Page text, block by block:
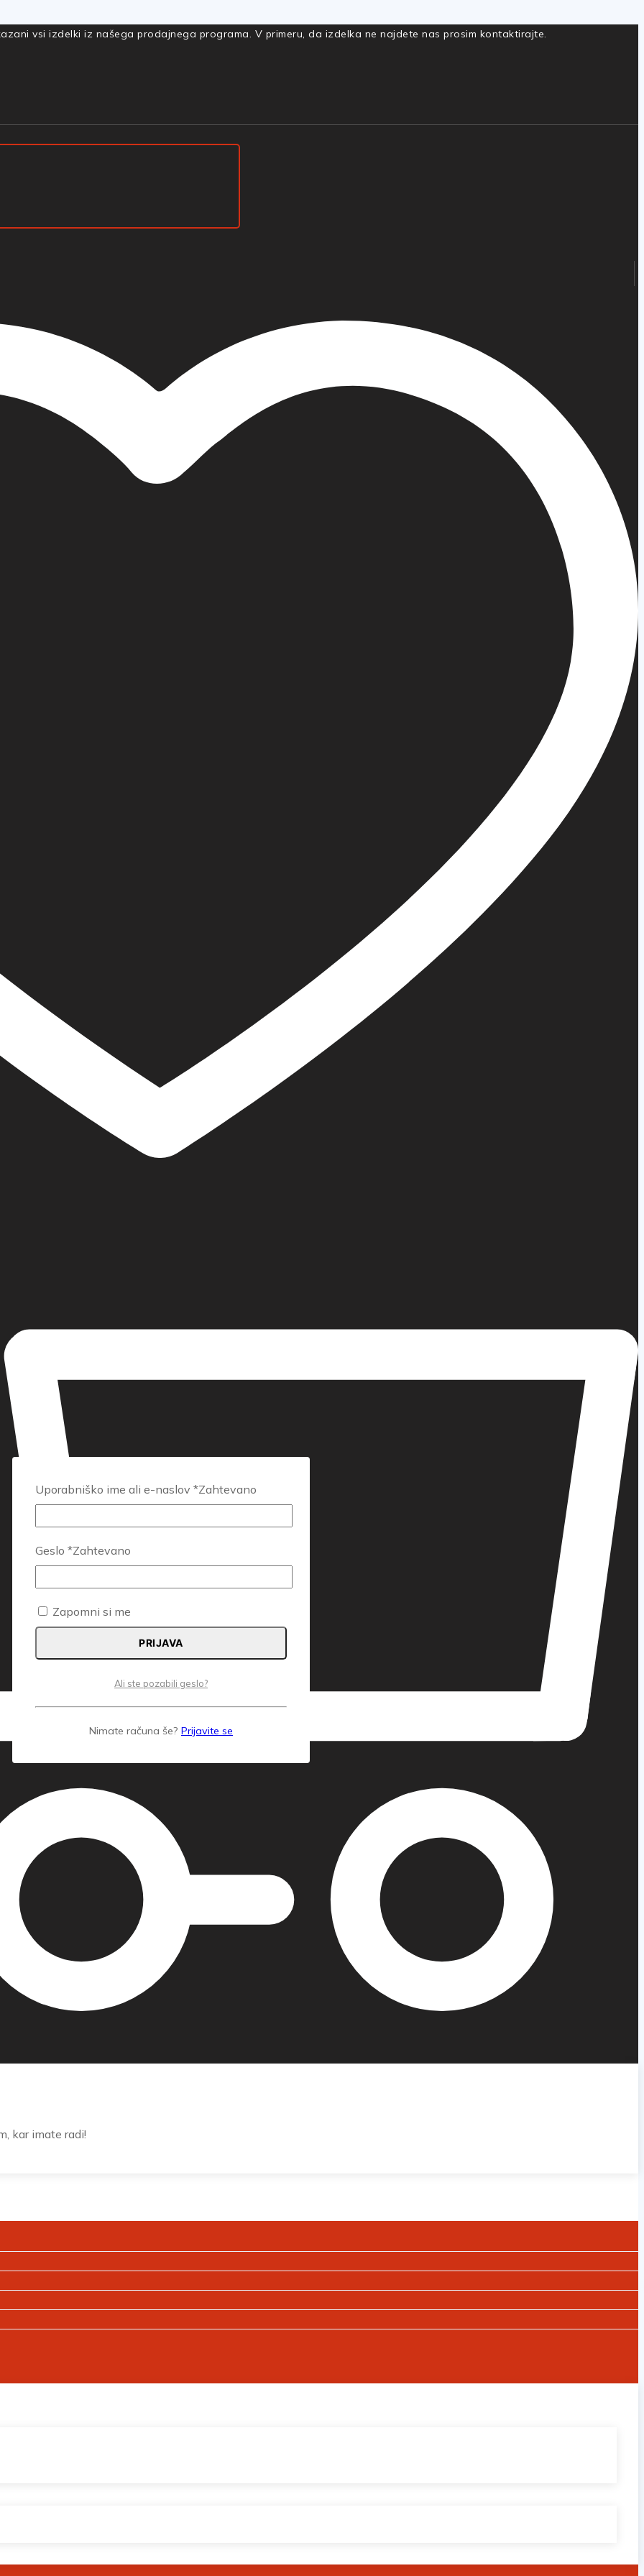
vsi izdelki iz našega prodajnega programa. V primeru, da izdelka ne najdete nas prosim kontaktirajte.
kar imate radi!
Uporabniško ime ali e-naslov *Zahtevano
Geslo *Zahtevano
Zapomni si me
PRIJAVA
Ali ste pozabili geslo?
Nimate računa še? Prijavite se